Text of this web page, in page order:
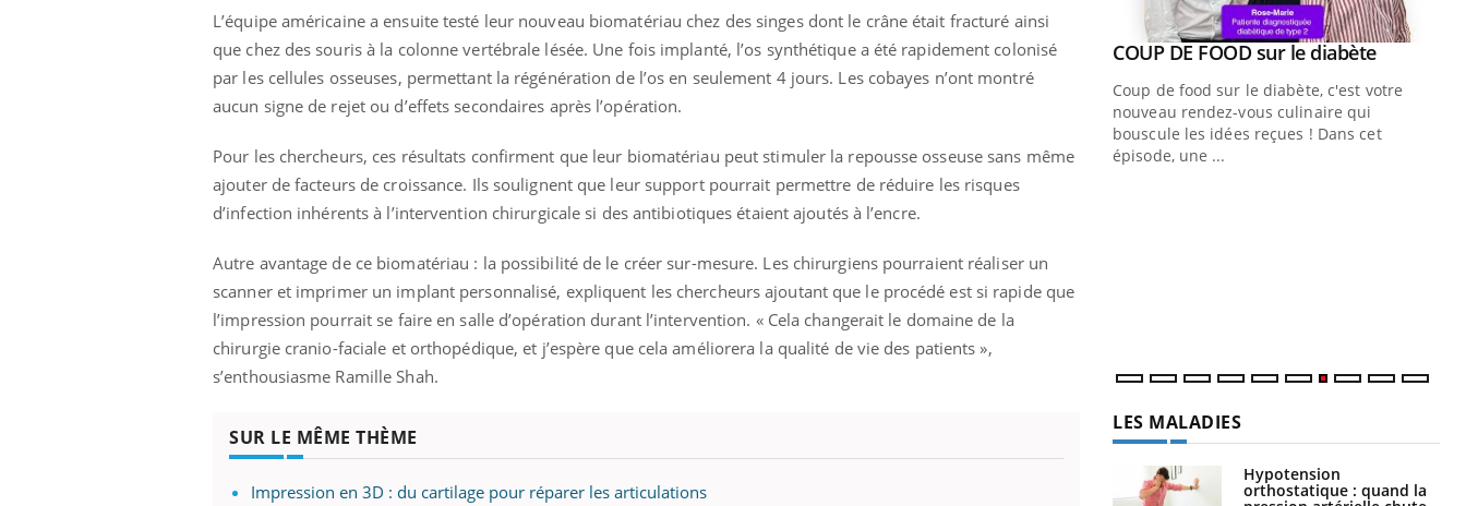
L’équipe américaine a ensuite testé leur nouveau biomatériau chez des singes dont le crâne était fracturé ainsi
que chez des souris à la colonne vertébrale lésée. Une fois implanté, l’os synthétique a été rapidement colonisé
par les cellules osseuses, permettant la régénération de l’os en seulement 4 jours. Les cobayes n’ont montré
aucun signe de rejet ou d’effets secondaires après l’opération.
Pour les chercheurs, ces résultats confirment que leur biomatériau peut stimuler la repousse osseuse sans même
ajouter de facteurs de croissance. Ils soulignent que leur support pourrait permettre de réduire les risques
d’infection inhérents à l’intervention chirurgicale si des antibiotiques étaient ajoutés à l’encre.
Autre avantage de ce biomatériau : la possibilité de le créer sur-mesure. Les chirurgiens pourraient réaliser un
scanner et imprimer un implant personnalisé, expliquent les chercheurs ajoutant que le procédé est si rapide que
l’impression pourrait se faire en salle d’opération durant l’intervention. « Cela changerait le domaine de la
chirurgie cranio-faciale et orthopédique, et j’espère que cela améliorera la qualité de vie des patients »,
s’enthousiasme Ramille Shah.
SUR LE MÊME THÈME
Impression en 3D : du cartilage pour réparer les articulations
Diabète & Ramadan 2026Youtube
Le Ramadan approche, et, pour de
nombreuses personnes atteintes de
défis, mais ...
Youtube
Un « jumeau numérique » pour
faciliter l’accès à la médecine
préventive Youtube
mutualiste innove en matière de bilan de
santé : l'utilisation d'un « jumeau
numérique » permet ...
Youtube
COUP DE FOOD sur le diabèteYoutube
Coup de food sur le diabète, c'est votre
épisode, une ...
LES MALADIES
Hypotension
orthostatique : quand la